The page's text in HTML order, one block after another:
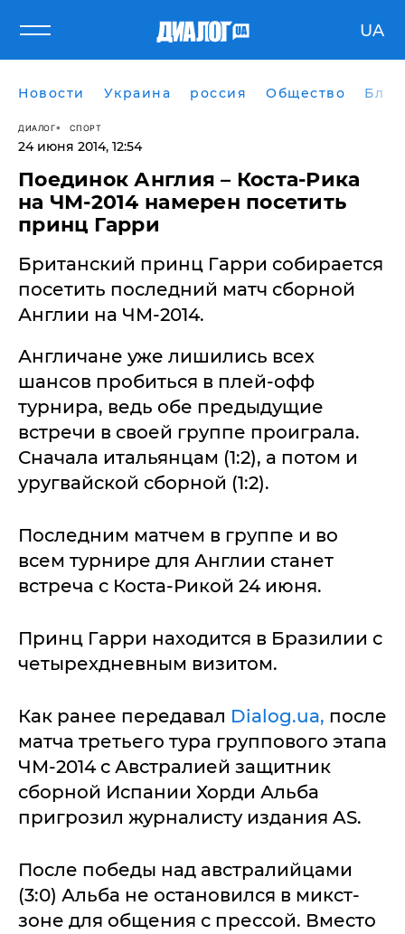
UA
Новости Украина россия Общество
ДИАЛОГ СПОРТ
24 июня 2014, 12:54
Поединок Англия – Коста-Рика
на ЧМ-2014 намерен посетить
принц Гарри
Британский принц Гарри собирается
посетить последний матч сборной
Англии на ЧМ-2014.
Англичане уже лишились всех
шансов пробиться в плей-офф
турнира, ведь обе предыдущие
встречи в своей группе проиграла.
Сначала итальянцам (1:2), а потом и
уругвайской сборной (1:2).
Последним матчем в группе и во
всем турнире для Англии станет
встреча с Коста-Рикой 24 июня.
Принц Гарри находится в Бразилии с
четырехдневным визитом.
Как ранее передавал Dialog.ua, после
матча третьего тура группового этапа
ЧМ-2014 с Австралией защитник
сборной Испании Хорди Альба
пригрозил журналисту издания AS.
После победы над австралийцами
(3:0) Альба не остановился в микст-
зоне для общения с прессой. Вместо